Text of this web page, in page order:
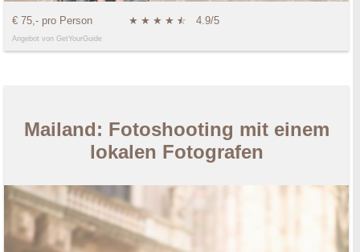
€ 75,- pro Person ★ ★ ★ ★ ★
☆ 4.9/5
Angebot von GetYourGuide
Mailand: Fotoshooting mit einem
lokalen Fotografen